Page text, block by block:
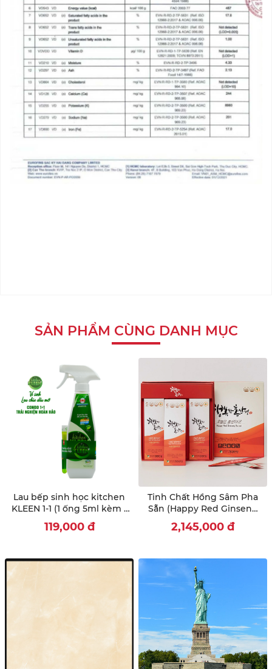
SẢN PHẨM CÙNG DANH MỤC
Lau bếp sinh học kitchen
KLEEN 1-1 (1 ống 5ml kèm 1
bình rỗng 500ml)
119,000 đ
Tinh Chất Hồng Sâm Pha
Sẵn (Happy Red Ginseng
Extract) 10ml x 30 gói
2,145,000 đ